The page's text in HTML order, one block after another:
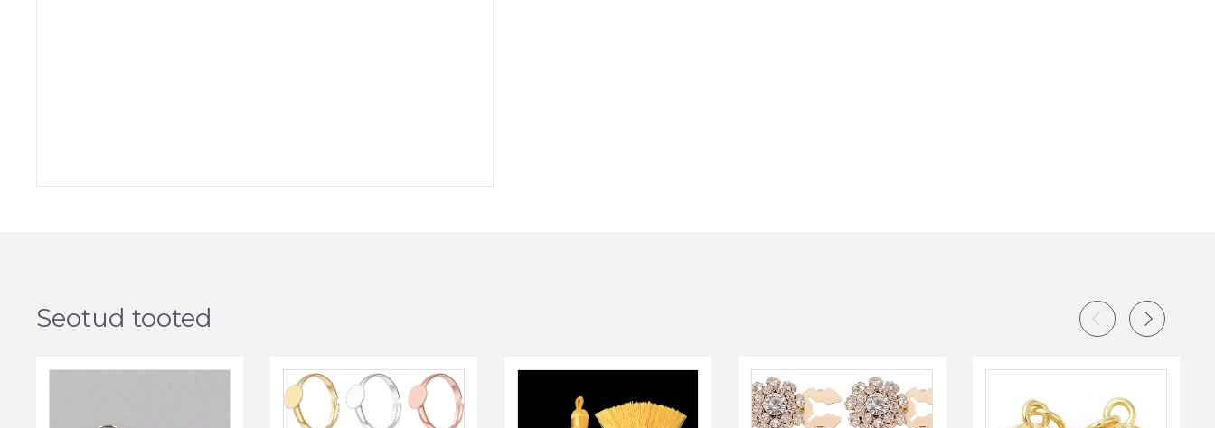
Seotud tooted